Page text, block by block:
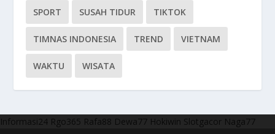
SPORT SUSAH TIDUR TIKTOK
TIMNAS INDONESIA TREND VIETNAM
WAKTU WISATA
Informasi24 Rgo365 Rafa88 Dewa77 Hokiwin Slotgacor Naga77